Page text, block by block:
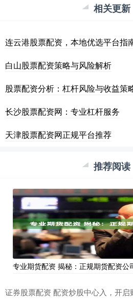
相关更新
连云港股票配资，本地优选平台指
白山股票配资策略与风险解析
股票配资分析：杠杆风险与收益策
长沙股票配资网：专业杠杆服务
天津股票配资网正规平台推荐
推荐阅读
专业期货配资 揭秘：正规期货配资公
证券股票配资 配资炒股中心入，开启